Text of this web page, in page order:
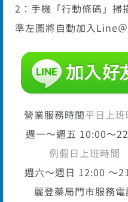
2：手機「行動條碼」掃
準左圖將自動加入Line
營業服務時間平日上班
週一～週五 10:00～
例假日上班時間
週六～週日 12:00 ～
麗登藥局門市服務電